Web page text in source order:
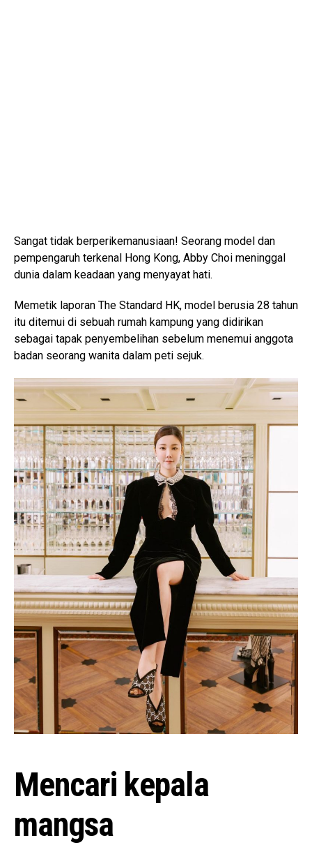
Sangat tidak berperikemanusiaan! Seorang model dan
pempengaruh terkenal Hong Kong, Abby Choi meninggal
dunia dalam keadaan yang menyayat hati.
Memetik laporan The Standard HK, model berusia 28 tahun
itu ditemui di sebuah rumah kampung yang didirikan
sebagai tapak penyembelihan sebelum menemui anggota
badan seorang wanita dalam peti sejuk.
Mencari kepala
mangsa